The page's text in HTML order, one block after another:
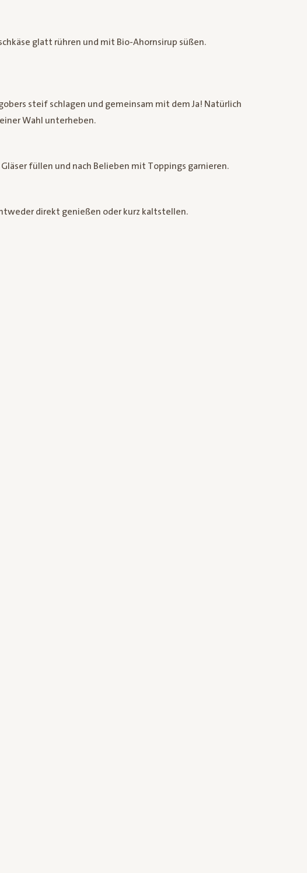
glatt rühren und mit Bio-Ahornsirup süßen.
steif schlagen und gemeinsam mit dem Ja! Natürlich
Wahl unterheben.
füllen und nach Belieben mit Toppings garnieren.
direkt genießen oder kurz kaltstellen.